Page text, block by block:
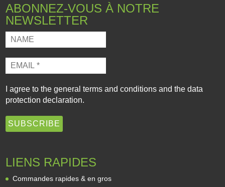
ABONNEZ-VOUS À NOTRE
NEWSLETTER
I agree to thegeneral terms and conditions and thedata
protection declaration.
LIENS RAPIDES
Commandes rapides & en gros